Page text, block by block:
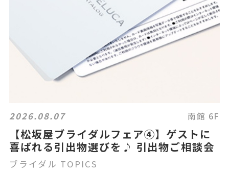
2026.08.07 南館 6F
【松坂屋ブライダルフェア④】ゲストに
喜ばれる引出物選びを♪ 引出物ご相談会
ブライダル TOPICS